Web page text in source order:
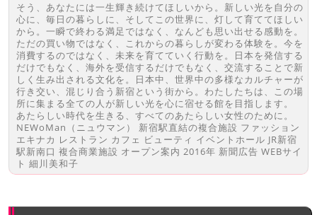
そう、あなたには一生輝き続けてほしいから。新しい光を自分の
心に、毎日の暮らしに、そしてこの世界に、灯して育ててほしい
から。一瞬で終わる満足ではなく、なんども思い出せる感動を。
ただの買い物ではなく、これからの暮らしが変わる体験を。今を
消費するのではなく、未来を育てていく行動を。日本を発信する
だけでもなく、海外を受信するだけでもなく、交流することで新
しく生み出される文化を。日本中、世界中の多様なカルチャーが
行き交い、混じり合う新宿という街から。わたしたちは、この場
所に集まる全ての人が新しい光を心に宿せる館を目指します。
あたらしい時代を生きる、すべてのあたらしい女性のために。
NEWoMan（ニュウマン） 新宿駅直結の複合施設 ファッション
エキナカ レストラン カフェ ビューティ イベントホール JR新宿
駅新南口 複合商業施設 オープン案内 2016年 新聞広告 WEBサイ
ト 細川美和子